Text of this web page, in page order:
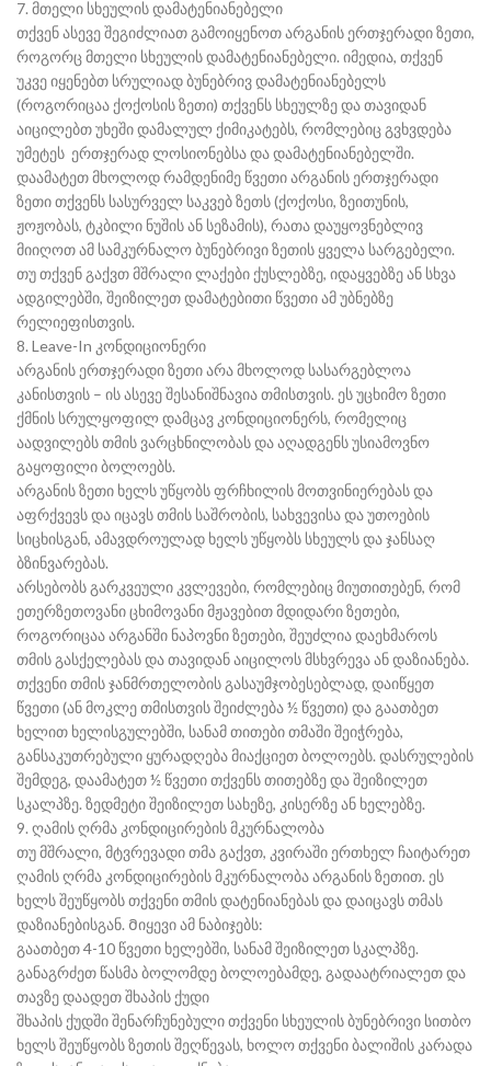
7. მთელი სხეულის დამატენიანებელი
თქვენ ასევე შეგიძლიათ გამოიყენოთ არგანის ერთჯერადი ზეთი,
როგორც მთელი სხეულის დამატენიანებელი. იმედია, თქვენ
უკვე იყენებთ სრულიად ბუნებრივ დამატენიანებელს
(როგორიცაა ქოქოსის ზეთი) თქვენს სხეულზე და თავიდან
აიცილებთ უხეში დამალულ ქიმიკატებს, რომლებიც გვხვდება
უმეტეს ერთჯერად ლოსიონებსა და დამატენიანებელში.
დაამატეთ მხოლოდ რამდენიმე წვეთი არგანის ერთჯერადი
ზეთი თქვენს სასურველ საკვებ ზეთს (ქოქოსი, ზეითუნის,
ჟოჟობას, ტკბილი ნუშის ან სეზამის), რათა დაუყოვნებლივ
მიიღოთ ამ სამკურნალო ბუნებრივი ზეთის ყველა სარგებელი.
თუ თქვენ გაქვთ მშრალი ლაქები ქუსლებზე, იდაყვებზე ან სხვა
ადგილებში, შეიზილეთ დამატებითი წვეთი ამ უბნებზე
რელიეფისთვის.
8. Leave-In კონდიციონერი
არგანის ერთჯერადი ზეთი არა მხოლოდ სასარგებლოა
კანისთვის – ის ასევე შესანიშნავია თმისთვის. ეს უცხიმო ზეთი
ქმნის სრულყოფილ დამცავ კონდიციონერს, რომელიც
აადვილებს თმის ვარცხნილობას და აღადგენს უსიამოვნო
გაყოფილი ბოლოებს.
არგანის ზეთი ხელს უწყობს ფრჩხილის მოთვინიერებას და
აფრქვევს და იცავს თმის საშრობის, სახვევისა და უთოების
სიცხისგან, ამავდროულად ხელს უწყობს სხეულს და ჯანსაღ
ბზინვარებას.
არსებობს გარკვეული კვლევები, რომლებიც მიუთითებენ, რომ
ეთერზეთოვანი ცხიმოვანი მჟავებით მდიდარი ზეთები,
როგორიცაა არგანში ნაპოვნი ზეთები, შეუძლია დაეხმაროს
თმის გასქელებას და თავიდან აიცილოს მსხვრევა ან დაზიანება.
თქვენი თმის ჯანმრთელობის გასაუმჯობესებლად, დაიწყეთ
წვეთი (ან მოკლე თმისთვის შეიძლება ½ წვეთი) და გაათბეთ
ხელით ხელისგულებში, სანამ თითები თმაში შეიჭრება,
განსაკუთრებული ყურადღება მიაქციეთ ბოლოებს. დასრულების
შემდეგ, დაამატეთ ½ წვეთი თქვენს თითებზე და შეიზილეთ
სკალპზე. ზედმეტი შეიზილეთ სახეზე, კისერზე ან ხელებზე.
9. ღამის ღრმა კონდიცირების მკურნალობა
თუ მშრალი, მტვრევადი თმა გაქვთ, კვირაში ერთხელ ჩაიტარეთ
ღამის ღრმა კონდიცირების მკურნალობა არგანის ზეთით. ეს
ხელს შეუწყობს თქვენი თმის დატენიანებას და დაიცავს თმას
დაზიანებისგან. Მიყევი ამ ნაბიჯებს:
გაათბეთ 4-10 წვეთი ხელებში, სანამ შეიზილეთ სკალპზე.
განაგრძეთ წასმა ბოლომდე ბოლოებამდე, გადაატრიალეთ და
თავზე დაადეთ შხაპის ქუდი
შხაპის ქუდში შენარჩუნებული თქვენი სხეულის ბუნებრივი სითბო
ხელს შეუწყობს ზეთის შეღწევას, ხოლო თქვენი ბალიშის კარადა